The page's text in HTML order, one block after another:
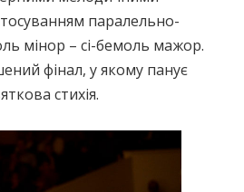
паралельно-
мінор – сі-бемоль мажор.
фінал, у якому панує
стихія.